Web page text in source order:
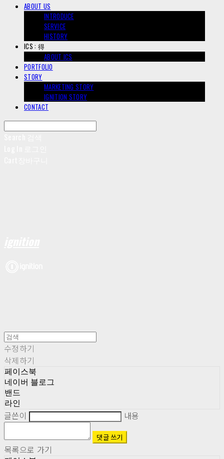
ABOUT US
INTRODUCE
SERVICE
HISTORY
ICS : 得
ABOUT ICS
PORTFOLIO
STORY
MARKETING STORY
IGNITION STORY
CONTACT
수정하기
삭제하기
페이스북
네이버 블로그
밴드
라인
글쓴이 내용
댓글 쓰기
목록으로 가기